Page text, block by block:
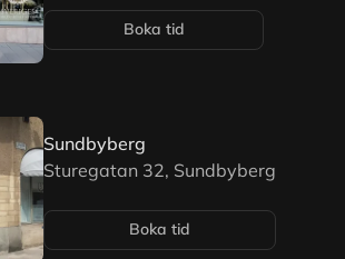
Boka tid
Sundbyberg
Sturegatan 32, Sundbyberg
Boka tid